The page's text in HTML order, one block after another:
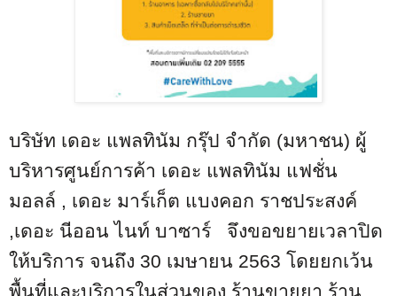
บริษัท เดอะ แพลทินัม กรุ๊ป จำกัด (มหาชน) ผู้
บริหารศูนย์การค้า เดอะ แพลทินัม แฟชั่น
มอลล์ , เดอะ มาร์เก็ต แบงคอก ราชประสงค์
,เดอะ นีออน ไนท์ บาซาร์ จึงขอขยายเวลาปิด
ให้บริการ จนถึง 30 เมษายน 2563 โดยยกเว้น
พื้นที่และบริการในส่วนของ ร้านขายยา ร้าน